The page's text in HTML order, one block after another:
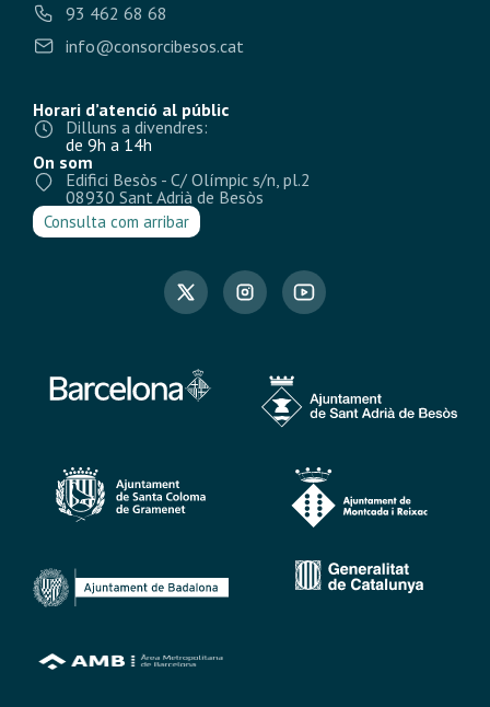
93 462 68 68
info@consorcibesos.cat
Horari d’atenció al públic
Dilluns a divendres:
de 9h a 14h
On som
Edifici Besòs - C/ Olímpic s/n, pl.2
08930 Sant Adrià de Besòs
Consulta com arribar